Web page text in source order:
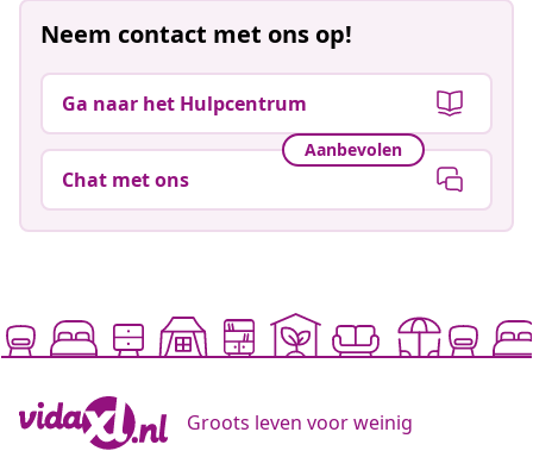
Neem contact met ons op!
Ga naar het Hulpcentrum
Aanbevolen
Chat met ons
Groots leven voor weinig